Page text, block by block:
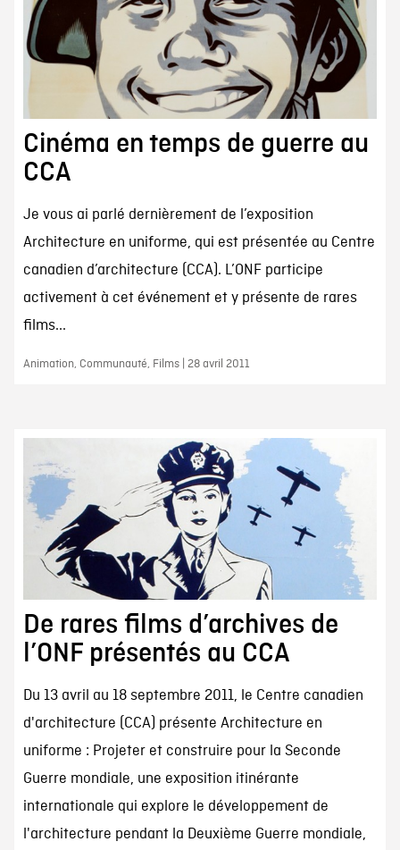
Cinéma en temps de guerre au
CCA
Je vous ai parlé dernièrement de l’exposition
Architecture en uniforme, qui est présentée au Centre
canadien d’architecture (CCA). L’ONF participe
activement à cet événement et y présente de rares
films...
Animation, Communauté, Films | 28 avril 2011
De rares films d’archives de
l’ONF présentés au CCA
Du 13 avril au 18 septembre 2011, le Centre canadien
d'architecture (CCA) présente Architecture en
uniforme : Projeter et construire pour la Seconde
Guerre mondiale, une exposition itinérante
internationale qui explore le développement de
l'architecture pendant la Deuxième Guerre mondiale,